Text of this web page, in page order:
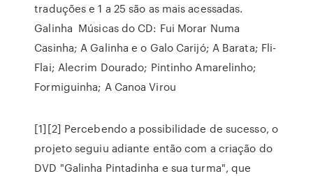
traduções e 1 a 25 são as mais acessadas.
Galinha Músicas do CD: Fui Morar Numa
Casinha; A Galinha e o Galo Carijó; A Barata; Fli-
Flai; Alecrim Dourado; Pintinho Amarelinho;
Formiguinha; A Canoa Virou
[1][2] Percebendo a possibilidade de sucesso, o
projeto seguiu adiante então com a criação do
DVD "Galinha Pintadinha e sua turma", que